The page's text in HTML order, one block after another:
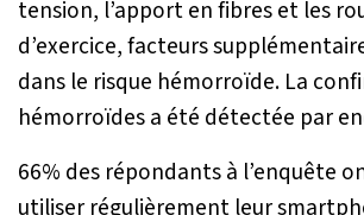
tension, l’apport en fibres et les
d’exercice, facteurs
dans le risque hémorroïde. La
hémorroïdes a été détectée par
66% des répondants à l’enquête
utiliser régulièrement leur